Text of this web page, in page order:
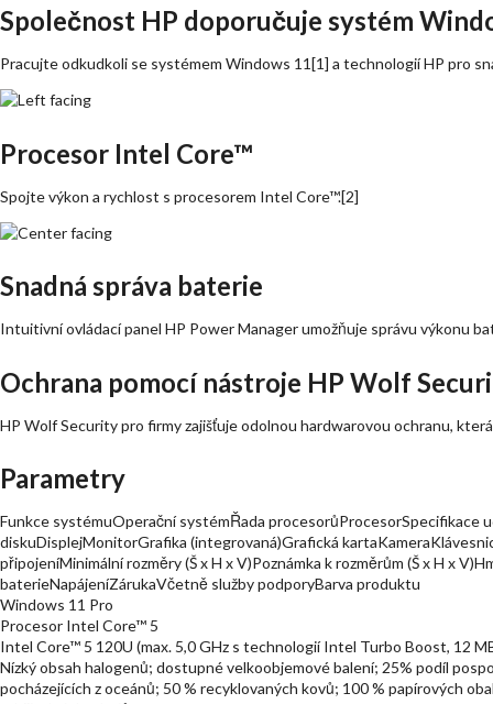
Společnost HP doporučuje systém
Pracujte odkudkoli se systémem Windows 11[1] a technologií HP pro
Procesor Intel Core™
Spojte výkon a rychlost s procesorem Intel Core™.[2]
Snadná správa baterie
Intuitivní ovládací panel HP Power Manager umožňuje správu výkonu
Ochrana pomocí nástroje HP Wolf
HP Wolf Security pro firmy zajišťuje odolnou hardwarovou ochranu,
Parametry
Funkce systémuOperační systémŘada procesorůProcesorSpecifikace
diskuDisplejMonitorGrafika (integrovaná)Grafická
připojeníMinimální rozměry (Š x H x V)Poznámka k rozměrům (Š x H x
baterieNapájeníZárukaVčetně služby podporyBarva produktu
Windows 11 Pro
Procesor Intel Core™ 5
Intel Core™ 5 120U (max. 5,0 GHz s technologií Intel Turbo Boost, 12
Nízký obsah halogenů; dostupné velkoobjemové balení; 25% podíl
pocházejících z oceánů; 50 % recyklovaných kovů; 100 % papírových